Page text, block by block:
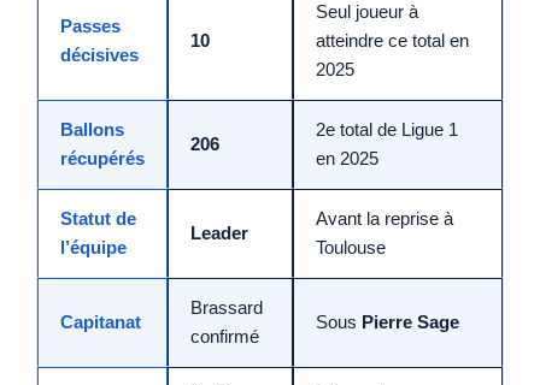
Passes
décisives
10
Seul joueur à
atteindre ce total en
2025
Ballons
récupérés
206
2e total de Ligue 1
en 2025
Statut de
l’équipe
Leader
Avant la reprise à
Toulouse
Capitanat
Brassard
confirmé
Sous Pierre Sage